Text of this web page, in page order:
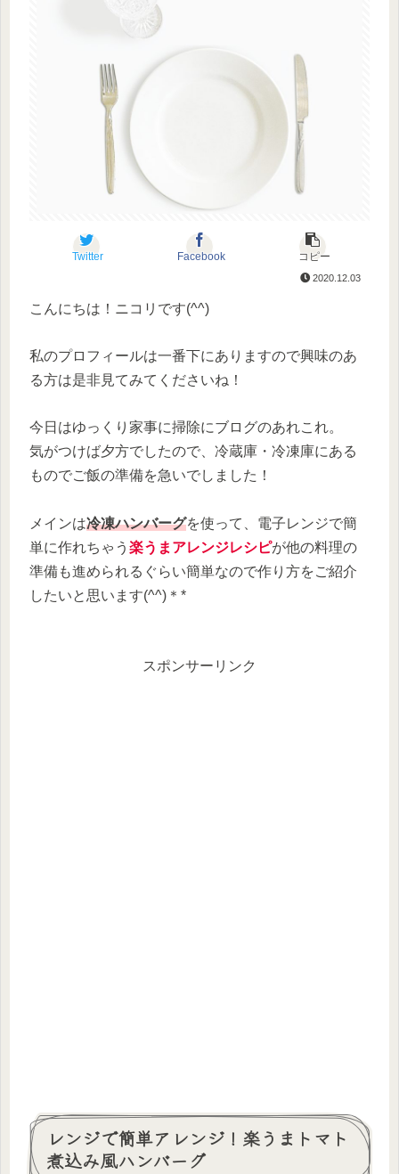
Twitter Facebook コピー
2020.12.03
こんにちは！ニコリです(^^)
私のプロフィールは一番下にありますので興味のあ
る方は是非見てみてくださいね！
今日はゆっくり家事に掃除にブログのあれこれ。
気がつけば夕方でしたので、冷蔵庫・冷凍庫にある
ものでご飯の準備を急いでしました！
メインは冷凍ハンバーグを使って、電子レンジで簡
単に作れちゃう 楽うまアレンジレシピが他の料理の
準備も進められるぐらい簡単なので作り方をご紹介
したいと思います(^^)＊*
スポンサーリンク
レンジで簡単アレンジ！楽うまトマト
煮込み風ハンバーグ